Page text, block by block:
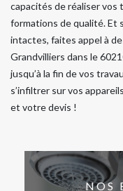
capacités de réaliser vos
formations de qualité. Et
intactes, faites appel à
Grandvilliers dans le
jusqu’à la fin de vos
s’infiltrer sur vos
et votre devis !
NOS